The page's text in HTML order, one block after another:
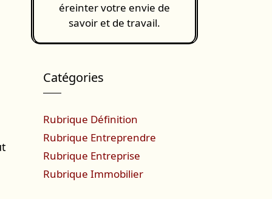
éreinter votre envie de
savoir et de travail.
Catégories
Rubrique Définition
Rubrique Entreprendre
Rubrique Entreprise
Rubrique Immobilier